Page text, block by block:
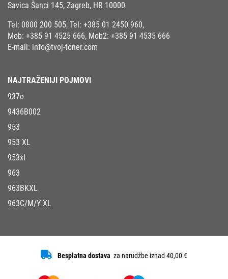
Savica Šanci 145, Zagreb, HR 10000
Tel: 0800 200 505, Tel: +385 01 2450 960,
Mob: +385 91 4525 666, Mob2: +385 91 4535 666
E-mail: info@tvoj-toner.com
NAJTRAŽENIJI POJMOVI
937e
9436B002
953
953 XL
953xl
963
963BKXL
963C/M/Y XL
Besplatna dostava za narudžbe iznad 40,00 €